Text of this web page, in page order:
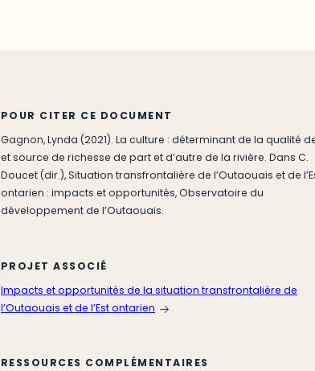
POUR CITER CE DOCUMENT
Gagnon, Lynda (2021). La culture : déterminant de la qualité
et source de richesse de part et d’autre de la rivière. Dans C.
Doucet (dir.), Situation transfrontalière de l’Outaouais et de
ontarien : impacts et opportunités, Observatoire du
développement de l’Outaouais.
PROJET ASSOCIÉ
Impacts et opportunités de la situation transfrontalière de
l’Outaouais et de l’Est ontarien
RESSOURCES COMPLÉMENTAIRES